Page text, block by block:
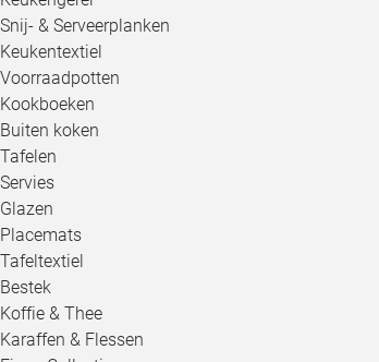
Snij- & Serveerplanken
Keukentextiel
Voorraadpotten
Kookboeken
Buiten koken
Tafelen
Servies
Glazen
Placemats
Tafeltextiel
Bestek
Koffie & Thee
Karaffen & Flessen